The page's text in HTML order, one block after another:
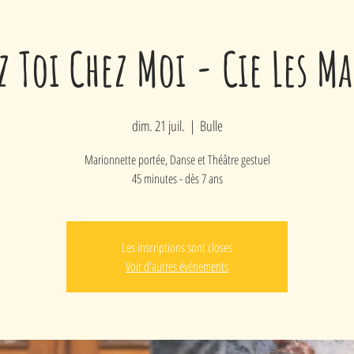
Toi Chez Moi - Cie Les
dim. 21 juil.
  |
Bulle
Marionnette portée, Danse et Théâtre gestuel
45 minutes - dès 7 ans
Les inscriptions sont closes
Voir d'autres événements